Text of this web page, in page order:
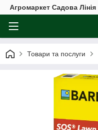
Агромаркет Садова Лінія
Товари та послуги